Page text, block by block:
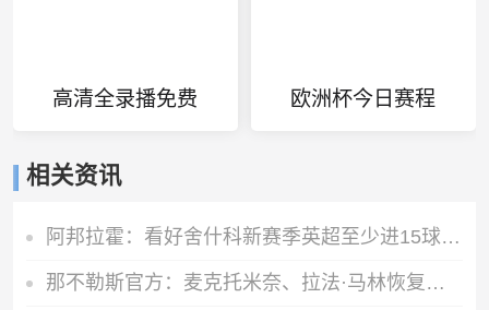
高清全录播免费 欧洲杯今日赛程
相关资讯
阿邦拉霍：看好舍什科新赛季英超至少进15球，期待他越踢越好
那不勒斯官方：麦克托米奈、拉法·马林恢复合练